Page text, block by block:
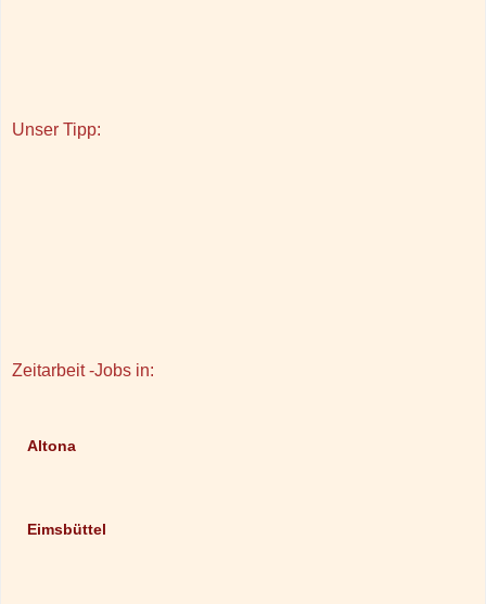
Unser Tipp:
Zeitarbeit -Jobs in:
Altona
Eimsbüttel